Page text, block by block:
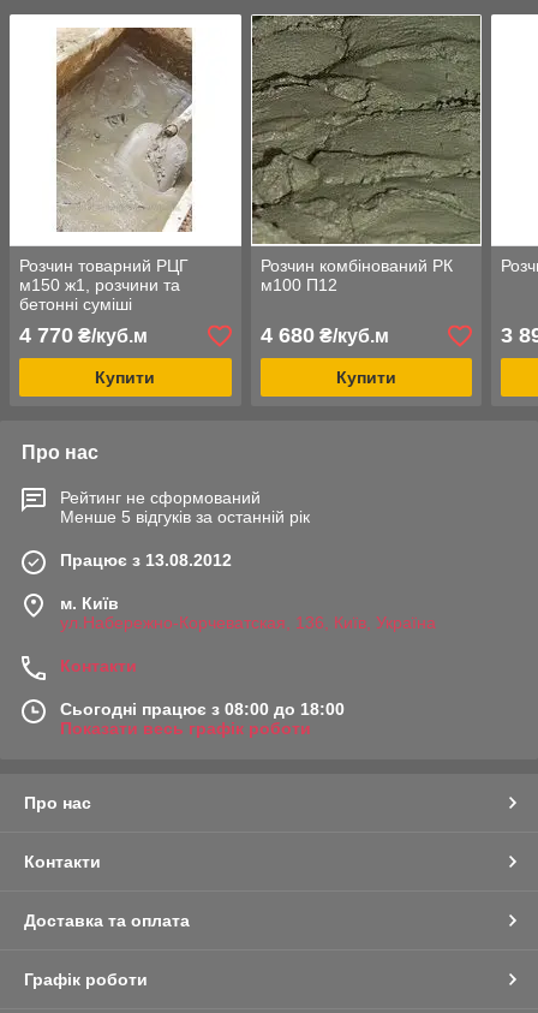
Розчин товарний РЦГ
м150 ж1, розчини та
бетонні суміші
4 770 ₴/куб.м
Купити
Розчин комбінований РК
м100 П12
4 680₴/куб.м
Купити
3
Про нас
Рейтинг не сформований
Менше 5 відгуків за останній рік
Працює з 13.08.2012
м. Київ
ул.Набережно-Корчеватская, 136, Київ, Україна
Контакти
Сьогодні працює з 08:00 до 18:00
Показати весь графік роботи
Про нас
Контакти
Доставка та оплата
Графік роботи